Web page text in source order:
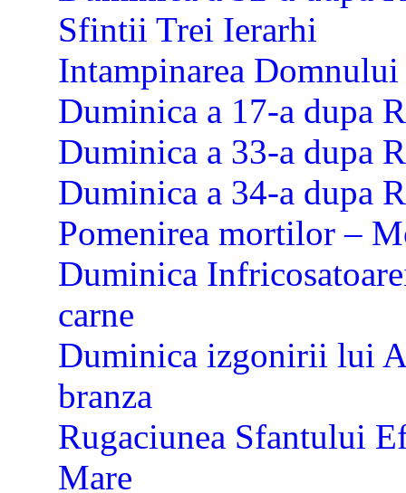
Sfintii Trei Ierarhi
Intampinarea Domnului
Duminica a 17-a dupa
Duminica a 33-a dupa
Duminica a 34-a dupa
Pomenirea mortilor –
Duminica
carne
Duminica izgonirii lui
branza
Rugaciunea Sfantului
Mare